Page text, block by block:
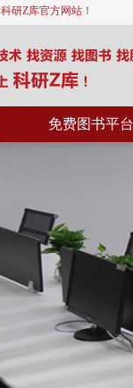
科研Z库官方网站 ！
免费图书平台